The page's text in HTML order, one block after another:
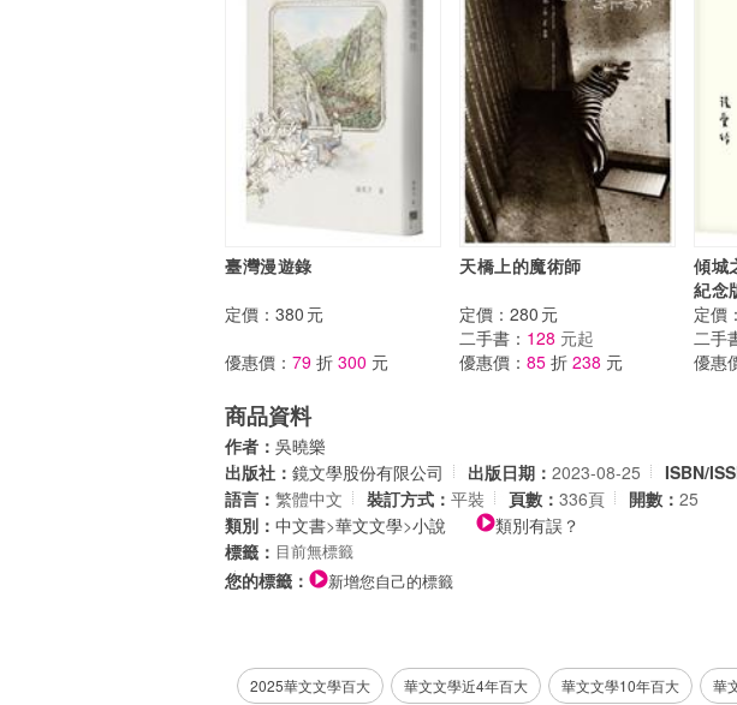
臺灣漫遊錄
定價： 380 元
優惠價： 79 折 300 元
天橋上的魔術師
定價： 280 元
二手書： 128 元起
優惠價： 85 折 238 元
傾城
紀念
定價：
二手
優惠
商品資料
作者： 吳曉樂
出版社： 鏡文學股份有限公司 出版日期： 2023-08-25 ISBN/
語言： 繁體中文 裝訂方式： 平裝 頁數： 336頁 開數： 25
類別： 中文書>華文文學>小說
類別有誤？
標籤： 目前無標籤
您的標籤： 新增您自己的標籤
2025華文文學百大 華文文學近4年百大 華文文學10年百大 華